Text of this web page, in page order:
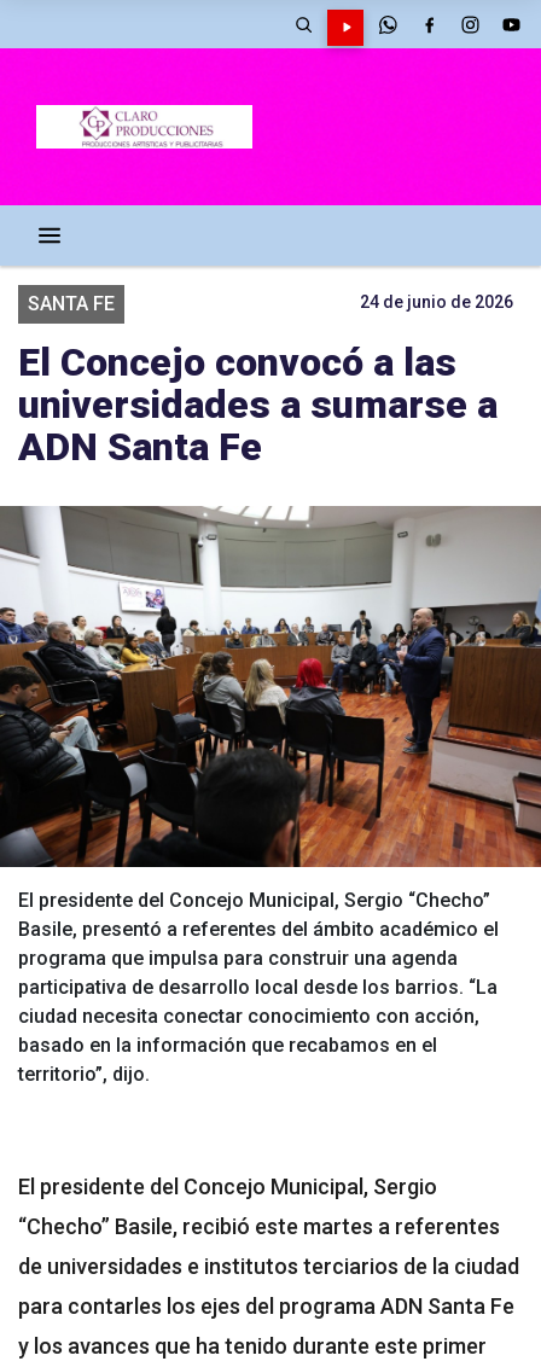
SANTA FE 24 de junio de 2026
El Concejo convocó a las
universidades a sumarse a
ADN Santa Fe
El presidente del Concejo Municipal, Sergio “Checho”
Basile, presentó a referentes del ámbito académico el
programa que impulsa para construir una agenda
participativa de desarrollo local desde los barrios. “La
ciudad necesita conectar conocimiento con acción,
basado en la información que recabamos en el
territorio”, dijo.
El presidente del Concejo Municipal, Sergio
“Checho” Basile, recibió este martes a referentes
de universidades e institutos terciarios de la ciudad
para contarles los ejes del programa ADN Santa Fe
y los avances que ha tenido durante este primer